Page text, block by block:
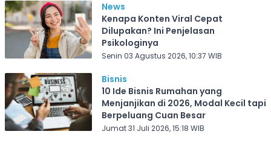
News
Kenapa Konten Viral Cepat
Dilupakan? Ini Penjelasan
Psikologinya
Senin 03 Agustus 2026, 10:37 WIB
Bisnis
10 Ide Bisnis Rumahan yang
Menjanjikan di 2026, Modal Kecil tapi
Berpeluang Cuan Besar
Jumat 31 Juli 2026, 15:18 WIB